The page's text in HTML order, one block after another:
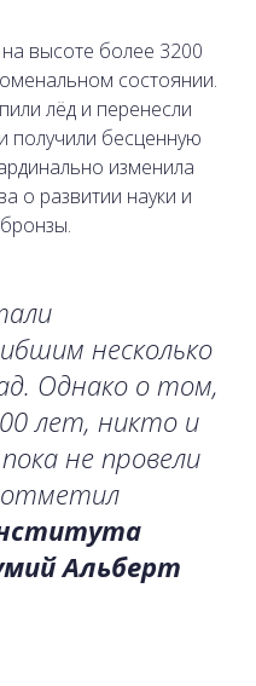
высоте более 3200
состоянии.
лёд и перенесли
получили бесценную
изменила
о развитии науки и
несколько
Однако о том,
лет, никто и
не провели
отметил
Альберт